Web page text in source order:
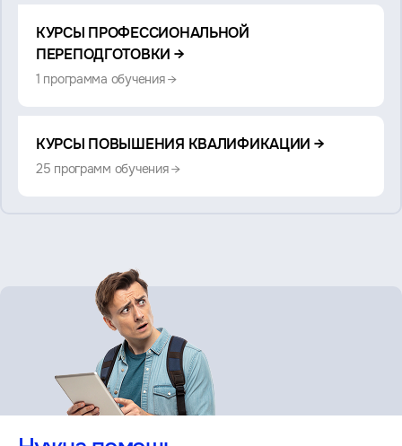
Смотрите
также:
КУРСЫ ПРОФЕССИОНАЛЬНОЙ
ПЕРЕПОДГОТОВКИ →
1 программа обучения →
КУРСЫ ПОВЫШЕНИЯ КВАЛИФИКАЦИИ →
25 программ обучения →